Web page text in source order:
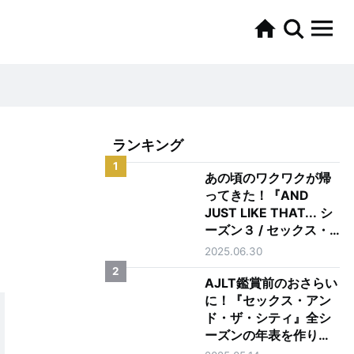
ランキング
1
あの頃のワクワクが帰
ってきた！『AND
JUST LIKE THAT... シ
ーズン３ / セックス・
アンド・ザ・シティ新
章』を正直レビュー
2025.06.30
2
AJLT鑑賞前のおさらい
に！『セックス・アン
ド・ザ・シティ』全シ
ーズンの年表を作りま